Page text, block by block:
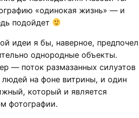
«одинокая жизнь» — и
подойдет
идеи я бы, наверное, предпочел
однородные объекты.
— поток размазанных силуэтов
на фоне витрины, и один
который и является
фотографии.